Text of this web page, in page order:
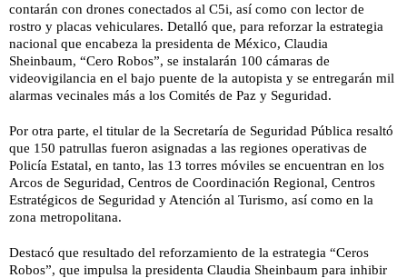
contarán con drones conectados al C5i, así como con lector de
rostro y placas vehiculares. Detalló que, para reforzar la estrategia
nacional que encabeza la presidenta de México, Claudia
Sheinbaum, “Cero Robos”, se instalarán 100 cámaras de
videovigilancia en el bajo puente de la autopista y se entregarán mil
alarmas vecinales más a los Comités de Paz y Seguridad.
Por otra parte, el titular de la Secretaría de Seguridad Pública resaltó
que 150 patrullas fueron asignadas a las regiones operativas de
Policía Estatal, en tanto, las 13 torres móviles se encuentran en los
Arcos de Seguridad, Centros de Coordinación Regional, Centros
Estratégicos de Seguridad y Atención al Turismo, así como en la
zona metropolitana.
Destacó que resultado del reforzamiento de la estrategia “Ceros
Robos”, que impulsa la presidenta Claudia Sheinbaum para inhibir